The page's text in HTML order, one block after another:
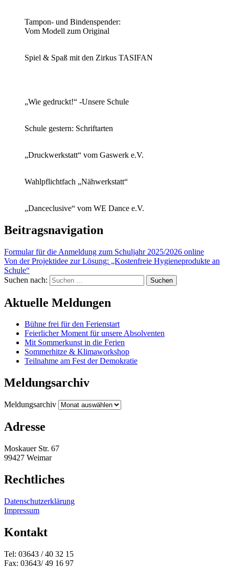
Tampon- und Bindenspender:
Vom Modell zum Original
Spiel & Spaß mit den Zirkus TASIFAN
„Wie gedruckt!“ -Unsere Schule
Schule gestern: Schriftarten
„Druckwerkstatt“ vom Gaswerk e.V.
Wahlpflichtfach „Nähwerkstatt“
„Danceclusive“ vom WE Dance e.V.
Beitragsnavigation
Formular für die Anmeldung zum Schuljahr 2025/2026 online
Von der Projektidee zur Lösung: „Kostenfreie Hygieneprodukte an
Schule“
Suchen nach:
Aktuelle Meldungen
Bühne frei für den Ferienstart
Feierlicher Moment für unsere Absolventen
Mit Sommerkunst in die Ferien
Sommerhitze & Klimaworkshop
Teilnahme am Fest der Demokratie
Meldungsarchiv
Meldungsarchiv
Adresse
Moskauer Str. 67
99427 Weimar
Rechtliches
Datenschutzerklärung
Impressum
Kontakt
Tel: 03643 / 40 32 15
Fax: 03643/ 49 16 97